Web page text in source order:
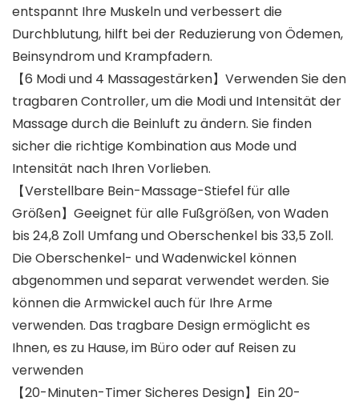
entspannt Ihre Muskeln und verbessert die
Durchblutung, hilft bei der Reduzierung von Ödemen,
Beinsyndrom und Krampfadern.
【6 Modi und 4 Massagestärken】Verwenden Sie den
tragbaren Controller, um die Modi und Intensität der
Massage durch die Beinluft zu ändern. Sie finden
sicher die richtige Kombination aus Mode und
Intensität nach Ihren Vorlieben.
【Verstellbare Bein-Massage-Stiefel für alle
Größen】Geeignet für alle Fußgrößen, von Waden
bis 24,8 Zoll Umfang und Oberschenkel bis 33,5 Zoll.
Die Oberschenkel- und Wadenwickel können
abgenommen und separat verwendet werden. Sie
können die Armwickel auch für Ihre Arme
verwenden. Das tragbare Design ermöglicht es
Ihnen, es zu Hause, im Büro oder auf Reisen zu
verwenden
【20-Minuten-Timer Sicheres Design】Ein 20-